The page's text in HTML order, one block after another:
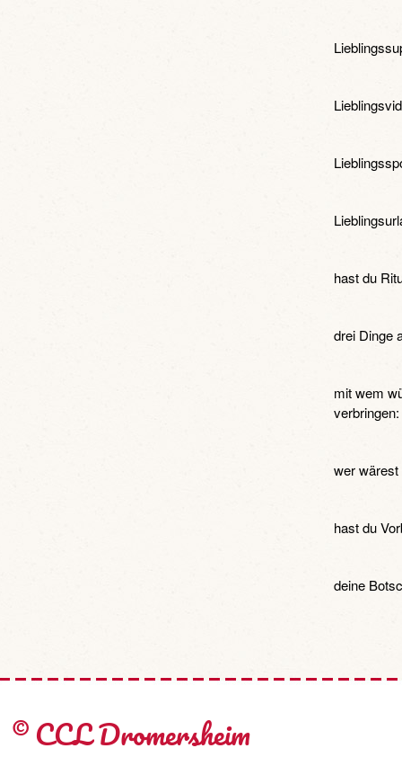
hast du
drei Dinge
mit wem
verbringen:
wer wärest
hast du
deine
© CCL Dromersheim